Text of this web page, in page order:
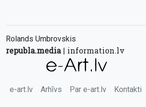
Rolands Umbrovskis
republa.media| information.lv
e-art.lv Arhīvs Par e-art.lv Kontakti